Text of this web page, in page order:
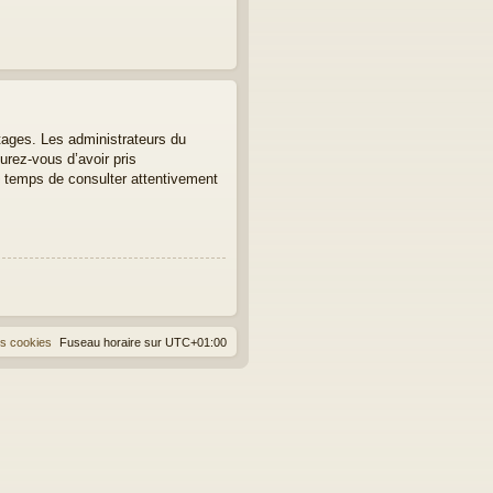
Les administrateurs du
vous d’avoir pris
de consulter attentivement
Fuseau horaire sur UTC+01:00
cookies